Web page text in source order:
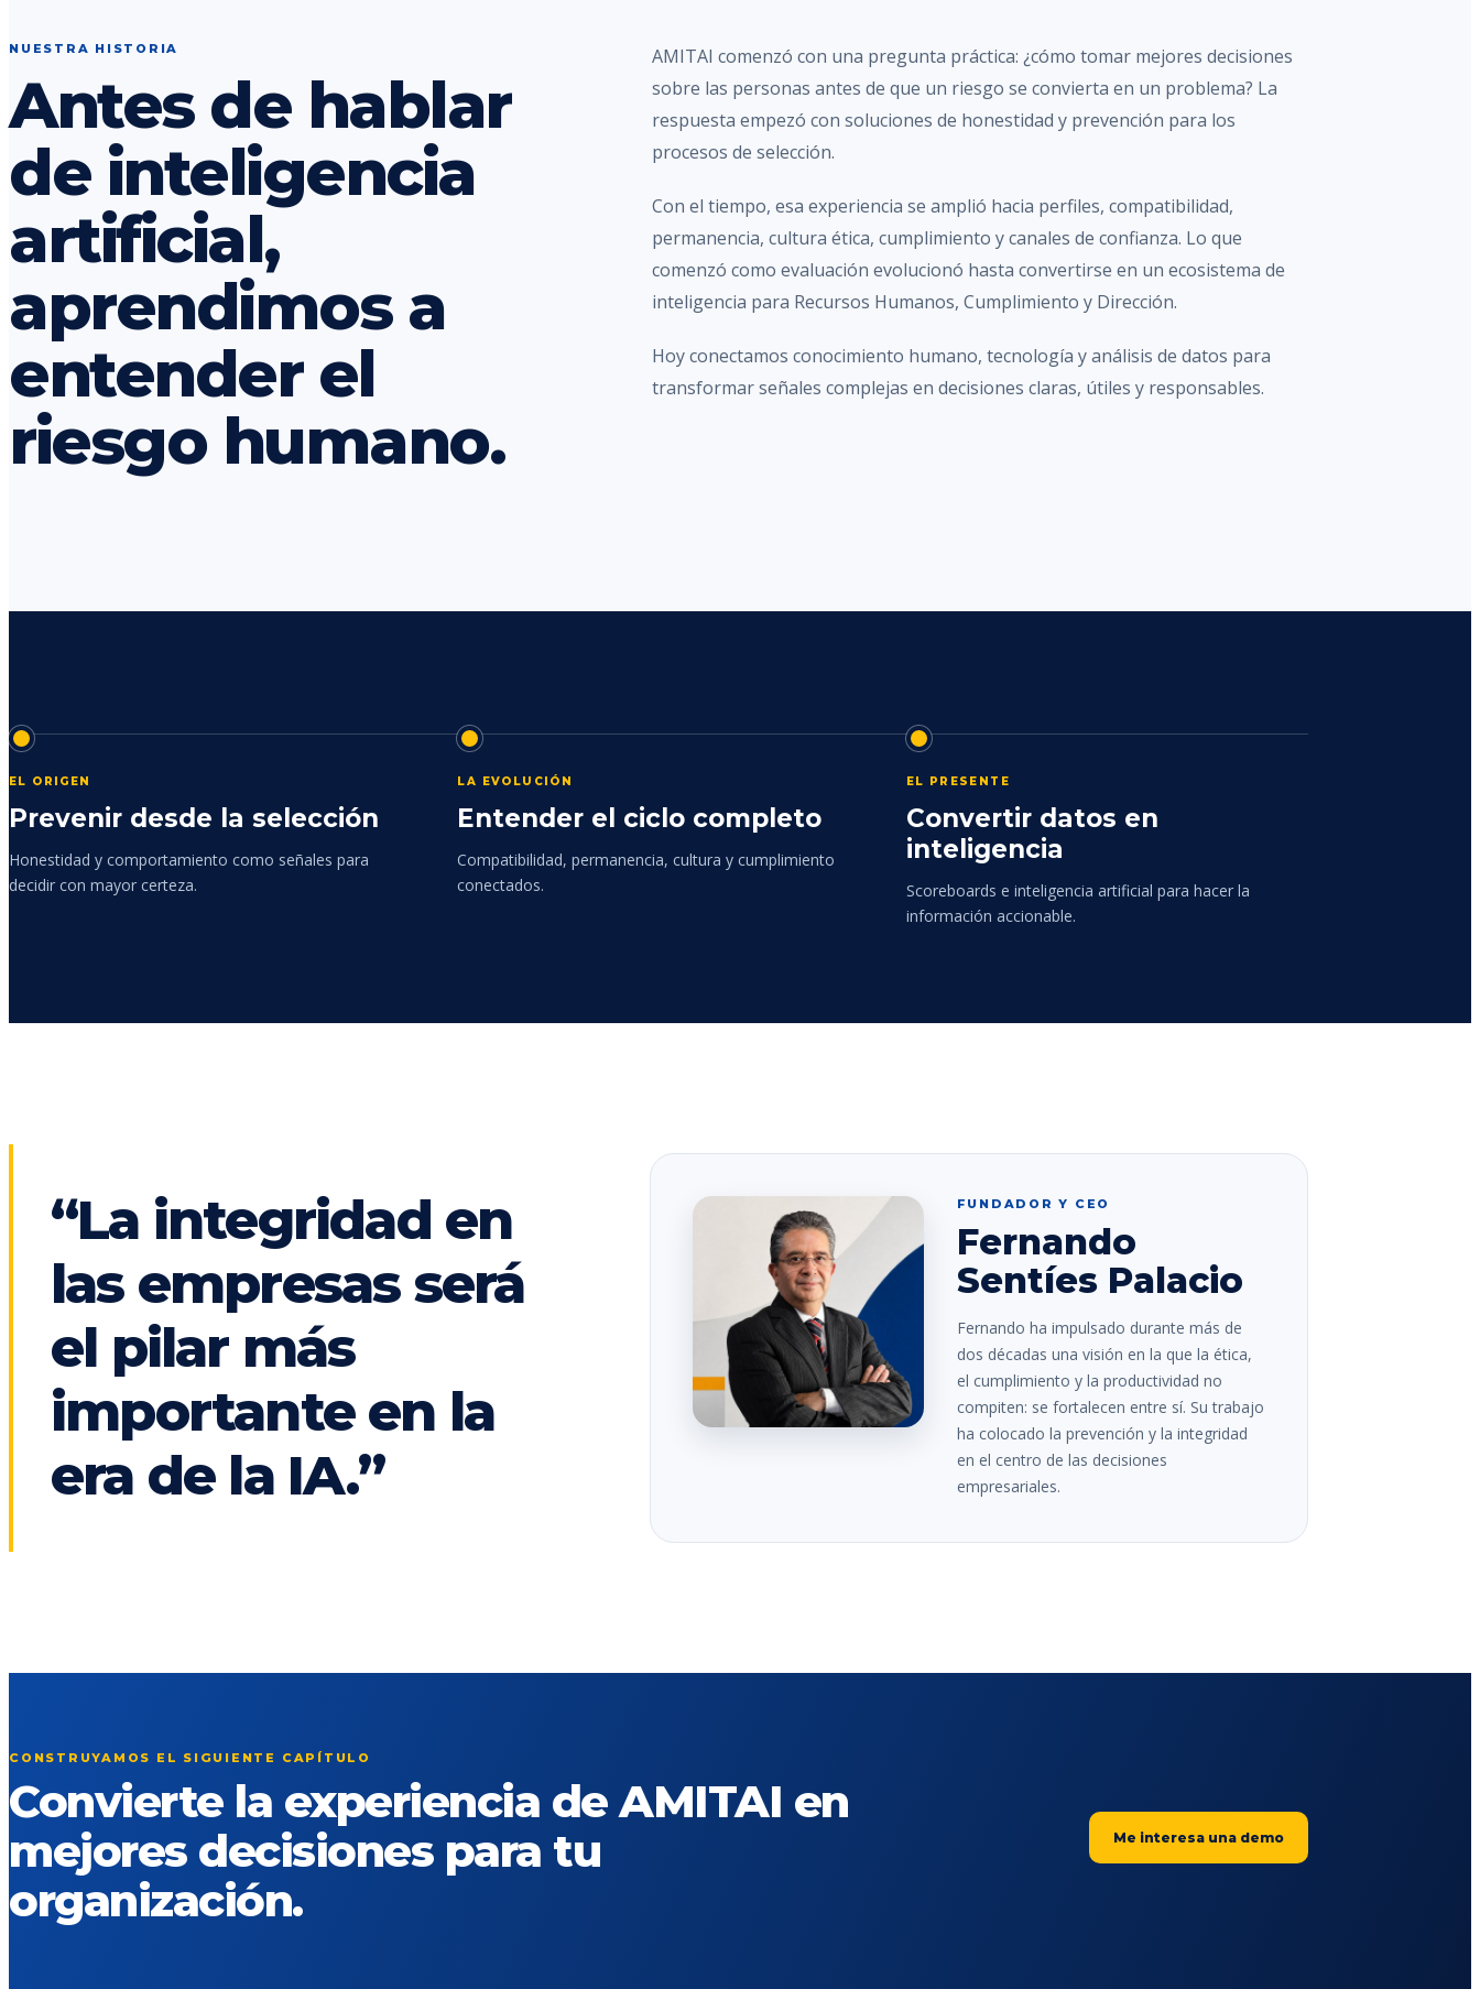
NUESTRA HISTORIA
Antes de hablar
de inteligencia
artificial,
aprendimos a
entender el
riesgo humano.
AMITAI comenzó con una pregunta práctica: ¿cómo tomar mejores decisiones
sobre las personas antes de que un riesgo se convierta en un problema? La
respuesta empezó con soluciones de honestidad y prevención para los
procesos de selección.
Con el tiempo, esa experiencia se amplió hacia perfiles, compatibilidad,
permanencia, cultura ética, cumplimiento y canales de confianza. Lo que
comenzó como evaluación evolucionó hasta convertirse en un ecosistema de
inteligencia para Recursos Humanos, Cumplimiento y Dirección.
Hoy conectamos conocimiento humano, tecnología y análisis de datos para
transformar señales complejas en decisiones claras, útiles y responsables.
EL ORIGEN
Prevenir desde la selección
Honestidad y comportamiento como señales para
decidir con mayor certeza.
LA EVOLUCIÓN
Entender el ciclo completo
Compatibilidad, permanencia, cultura y cumplimiento
conectados.
EL PRESENTE
Convertir datos en
inteligencia
Scoreboards e inteligencia artificial para hacer la
información accionable.
“La integridad en
las empresas será
el pilar más
importante en la
era de la IA.”
FUNDADOR Y CEO
Fernando
Sentíes Palacio
Fernando ha impulsado durante más de
dos décadas una visión en la que la ética,
el cumplimiento y la productividad no
compiten: se fortalecen entre sí. Su trabajo
ha colocado la prevención y la integridad
en el centro de las decisiones
empresariales.
CONSTRUYAMOS EL SIGUIENTE CAPÍTULO
Convierte la experiencia de AMITAI en
mejores decisiones para tu
organización.
Me interesa una demo